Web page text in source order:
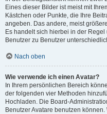
Eines dieser Bilder ist meist mit
Kästchen oder Punkte, die Ihre
angeben. Das andere, meist
Es handelt sich hierbei in der
Benutzer zu Benutzer
Nach oben
Wie verwende ich einen Avatar?
In Ihrem persönlichen Bereich
der folgenden vier Methoden
Hochladen. Die Board-
Benutzer Avatare benutzen